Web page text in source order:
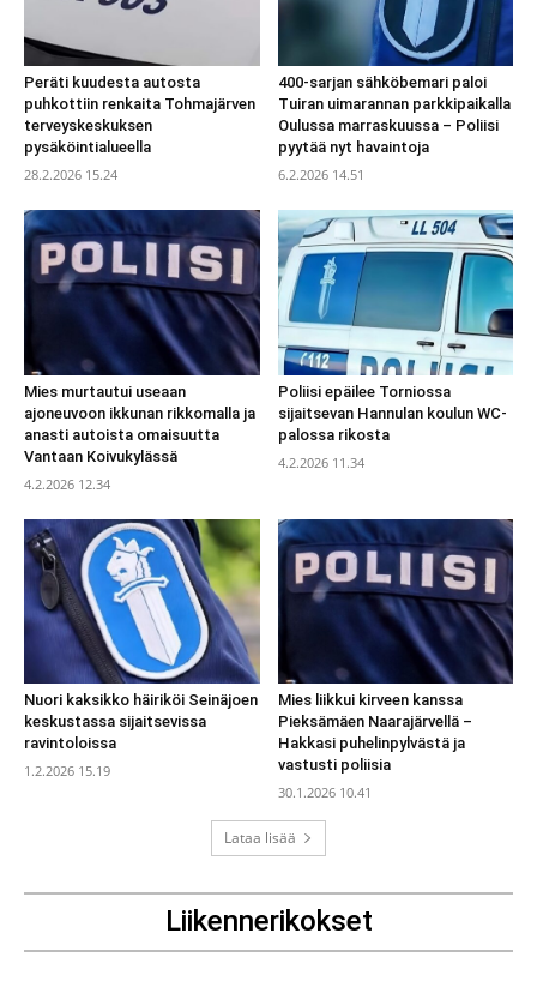
Peräti kuudesta autosta
puhkottiin renkaita Tohmajärven
terveyskeskuksen
pysäköintialueella
28.2.2026 15.24
400-sarjan sähköbemari paloi
Tuiran uimarannan parkkipaikalla
Oulussa marraskuussa – Poliisi
pyytää nyt havaintoja
6.2.2026 14.51
Mies murtautui useaan
ajoneuvoon ikkunan rikkomalla ja
anasti autoista omaisuutta
Vantaan Koivukylässä
4.2.2026 12.34
Poliisi epäilee Torniossa
sijaitsevan Hannulan koulun WC-
palossa rikosta
4.2.2026 11.34
Nuori kaksikko häiriköi Seinäjoen
keskustassa sijaitsevissa
ravintoloissa
1.2.2026 15.19
Mies liikkui kirveen kanssa
Pieksämäen Naarajärvellä –
Hakkasi puhelinpylvästä ja
vastusti poliisia
30.1.2026 10.41
Lataa lisää
Liikennerikokset